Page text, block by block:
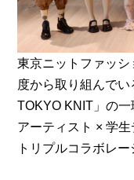
東京ニットファッ
度から取り組んで
TOKYO KNIT」の
アーティスト × 学
トリプルコラボレー